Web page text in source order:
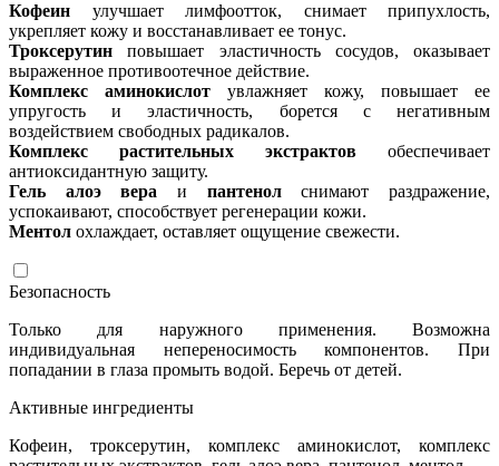
Кофеин улучшает лимфоотток, снимает припухлость,
укрепляет кожу и восстанавливает ее тонус.
Троксерутинповышает эластичность сосудов, оказывает
выраженное противоотечное действие.
Комплекс аминокислот увлажняет кожу, повышает ее
упругость и эластичность, борется с негативным
воздействием свободных радикалов.
Комплекс растительных экстрактов обеспечивает
антиоксидантную защиту.
Гель алоэ вера и пантенолснимают раздражение,
успокаивают, способствует регенерации кожи.
Ментол охлаждает, оставляет ощущение свежести.
Безопасность
Только для наружного применения. Возможна
индивидуальная непереносимость компонентов. При
попадании в глаза промыть водой. Беречь от детей.
Активные ингредиенты
Кофеин, троксерутин, комплекс аминокислот, комплекс